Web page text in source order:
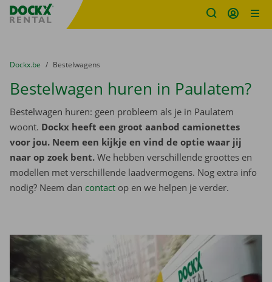
Fratello DEMO
U bevindt zich hier:
van
Dockx.be naar
Bestelwagens
Bestelwagen huren in Paulatem?
Bestelwagen huren: geen probleem als je in Paulatem
woont. Dockx heeft een groot aanbod camionettes
voor jou. Neem een kijkje en vind de optie waar jij
naar op zoek bent. We hebben verschillende groottes en
modellen met verschillende laadvermogens. Nog extra info
nodig? Neem dan contact op en we helpen je verder.